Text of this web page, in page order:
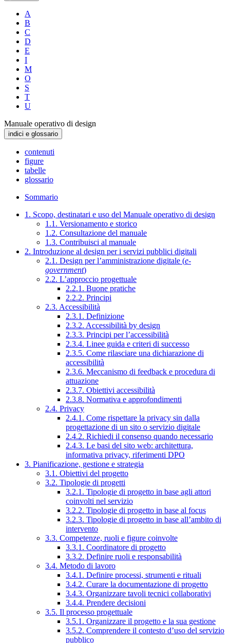
A
B
C
D
E
I
M
O
S
T
U
Manuale operativo di design
indici e glossario
contenuti
figure
tabelle
glossario
Sommario
1. Scopo, destinatari e uso del Manuale operativo di design
1.1. Versionamento e storico
1.2. Consultazione del manuale
1.3. Contribuisci al manuale
2. Introduzione al design per i servizi pubblici digitali
2.1. Design per l’amministrazione digitale (e-
government)
2.2. L’approccio progettuale
2.2.1. Buone pratiche
2.2.2. Principi
2.3. Accessibilità
2.3.1. Definizione
2.3.2. Accessibilità by design
2.3.3. Principi per l’accessibilità
2.3.4. Linee guida e criteri di successo
2.3.5. Come rilasciare una dichiarazione di
accessibilità
2.3.6. Meccanismo di feedback e procedura di
attuazione
2.3.7. Obiettivi accessibilità
2.3.8. Normativa e approfondimenti
2.4. Privacy
2.4.1. Come rispettare la privacy sin dalla
progettazione di un sito o servizio digitale
2.4.2. Richiedi il consenso quando necessario
2.4.3. Le basi del sito web: architettura,
informativa privacy, riferimenti DPO
3. Pianificazione, gestione e strategia
3.1. Obiettivi del progetto
3.2. Tipologie di progetti
3.2.1. Tipologie di progetto in base agli attori
coinvolti nel servizio
3.2.2. Tipologie di progetto in base al focus
3.2.3. Tipologie di progetto in base all’ambito di
intervento
3.3. Competenze, ruoli e figure coinvolte
3.3.1. Coordinatore di progetto
3.3.2. Definire ruoli e responsabilità
3.4. Metodo di lavoro
3.4.1. Definire processi, strumenti e rituali
3.4.2. Curare la documentazione di progetto
3.4.3. Organizzare tavoli tecnici collaborativi
3.4.4. Prendere decisioni
3.5. Il processo progettuale
3.5.1. Organizzare il progetto e la sua gestione
3.5.2. Comprendere il contesto d’uso del servizio
pubblico